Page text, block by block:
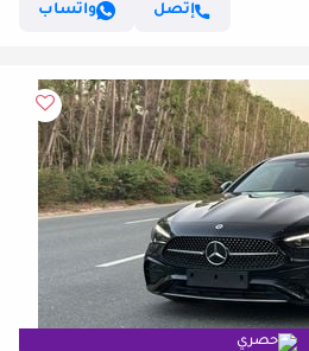
إتصل
واتساب
حصري